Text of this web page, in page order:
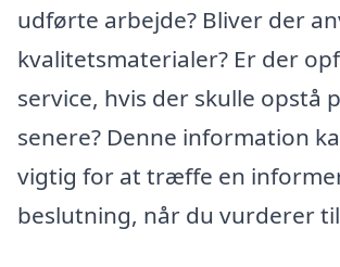
udførte arbejde? Bliver der
kvalitetsmaterialer? Er der
service, hvis der skulle opstå
senere? Denne information
vigtig for at træffe en
beslutning, når du vurderer